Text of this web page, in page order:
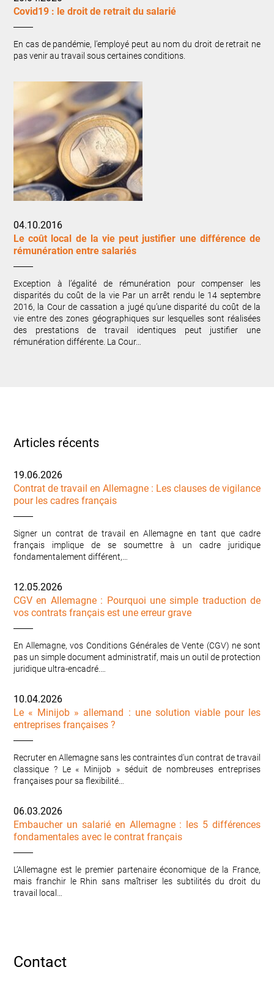
Covid19 : le droit de retrait du salarié
En cas de pandémie, l’employé peut au nom du droit de retrait ne
pas venir au travail sous certaines conditions.
04.10.2016
Le coût local de la vie peut justifier une différence de
rémunération entre salariés
Exception à l’égalité de rémunération pour compenser les
disparités du coût de la vie Par un arrêt rendu le 14 septembre
2016, la Cour de cassation a jugé qu’une disparité du coût de la
vie entre des zones géographiques sur lesquelles sont réalisées
des prestations de travail identiques peut justifier une
rémunération différente. La Cour…
Articles récents
19.06.2026
Contrat de travail en Allemagne : Les clauses de vigilance
pour les cadres français
Signer un contrat de travail en Allemagne en tant que cadre
français implique de se soumettre à un cadre juridique
fondamentalement différent,…
12.05.2026
CGV en Allemagne : Pourquoi une simple traduction de
vos contrats français est une erreur grave
En Allemagne, vos Conditions Générales de Vente (CGV) ne sont
pas un simple document administratif, mais un outil de protection
juridique ultra-encadré.…
10.04.2026
Le « Minijob » allemand : une solution viable pour les
entreprises françaises ?
Recruter en Allemagne sans les contraintes d'un contrat de travail
classique ? Le « Minijob » séduit de nombreuses entreprises
françaises pour sa flexibilité…
06.03.2026
Embaucher un salarié en Allemagne : les 5 différences
fondamentales avec le contrat français
L’Allemagne est le premier partenaire économique de la France,
mais franchir le Rhin sans maîtriser les subtilités du droit du
travail local…
Contact